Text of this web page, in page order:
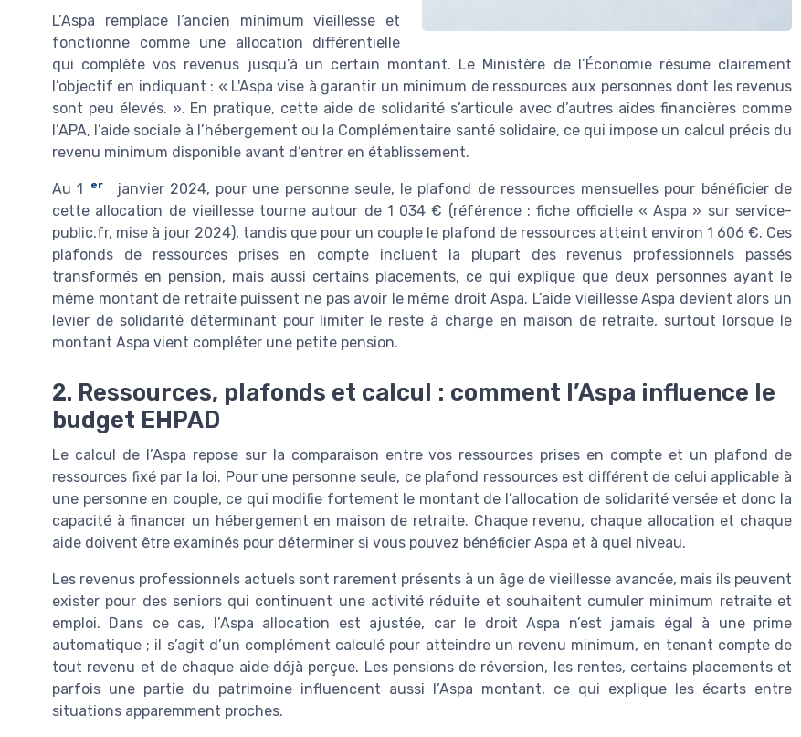
L’Aspa remplace l’ancien minimum vieillesse et
fonctionne comme une allocation différentielle
qui complète vos revenus jusqu’à un certain montant. Le Ministère de l’Économie résume clairement
l’objectif en indiquant : « L'Aspa vise à garantir un minimum de ressources aux personnes dont les revenus
sont peu élevés. ». En pratique, cette aide de solidarité s’articule avec d’autres aides financières comme
l’APA, l’aide sociale à l’hébergement ou la Complémentaire santé solidaire, ce qui impose un calcul précis du
revenu minimum disponible avant d’entrer en établissement.
Au 1 er
janvier 2024, pour une personne seule, le plafond de ressources mensuelles pour bénéficier de
cette allocation de vieillesse tourne autour de 1 034 € (référence : fiche officielle « Aspa » sur service-
public.fr, mise à jour 2024), tandis que pour un couple le plafond de ressources atteint environ 1 606 €. Ces
plafonds de ressources prises en compte incluent la plupart des revenus professionnels passés
transformés en pension, mais aussi certains placements, ce qui explique que deux personnes ayant le
même montant de retraite puissent ne pas avoir le même droit Aspa. L’aide vieillesse Aspa devient alors un
levier de solidarité déterminant pour limiter le reste à charge en maison de retraite, surtout lorsque le
montant Aspa vient compléter une petite pension.
2. Ressources, plafonds et calcul : comment l’Aspa influence le
budget EHPAD
Le calcul de l’Aspa repose sur la comparaison entre vos ressources prises en compte et un plafond de
ressources fixé par la loi. Pour une personne seule, ce plafond ressources est différent de celui applicable à
une personne en couple, ce qui modifie fortement le montant de l’allocation de solidarité versée et donc la
capacité à financer un hébergement en maison de retraite. Chaque revenu, chaque allocation et chaque
aide doivent être examinés pour déterminer si vous pouvez bénéficier Aspa et à quel niveau.
Les revenus professionnels actuels sont rarement présents à un âge de vieillesse avancée, mais ils peuvent
exister pour des seniors qui continuent une activité réduite et souhaitent cumuler minimum retraite et
emploi. Dans ce cas, l’Aspa allocation est ajustée, car le droit Aspa n’est jamais égal à une prime
automatique ; il s’agit d’un complément calculé pour atteindre un revenu minimum, en tenant compte de
tout revenu et de chaque aide déjà perçue. Les pensions de réversion, les rentes, certains placements et
parfois une partie du patrimoine influencent aussi l’Aspa montant, ce qui explique les écarts entre
situations apparemment proches.